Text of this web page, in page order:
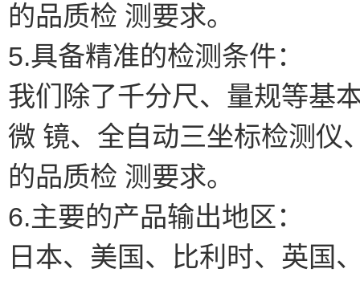
的品质检 测要求。
5.具备精准的检测条件：
我们除了千分尺、量规等基
微 镜、全自动三坐标检测仪
的品质检 测要求。
6.主要的产品输出地区：
日本、美国、比利时、英国